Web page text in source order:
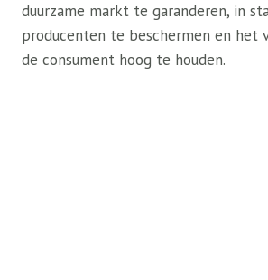
duurzame markt te garanderen, in
producenten te beschermen en het
de consument hoog te houden.